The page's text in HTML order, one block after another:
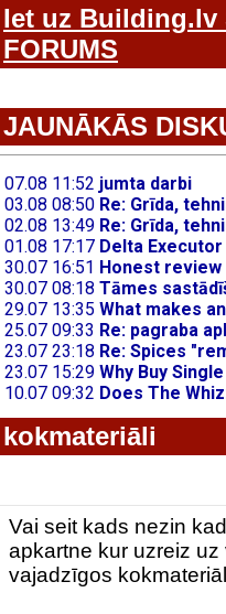
Iet uz Building.lv
FORUMS
JAUNĀKĀS
kokmateriāli
Vai seit kads nezin
apkartne kur uzreiz
vajadzīgos